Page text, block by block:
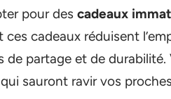
pour des cadeaux
ces cadeaux réduisent
de partage et de durabilité.
qui sauront ravir vos